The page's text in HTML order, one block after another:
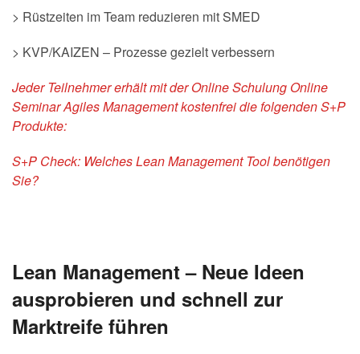
> Rüstzeiten im Team reduzieren mit SMED
> KVP/KAIZEN – Prozesse gezielt verbessern
Jeder Teilnehmer erhält mit der Online Schulung Online
Seminar Agiles Management kostenfrei die folgenden S+P
Produkte:
S+P Check: Welches Lean Management Tool benötigen
Sie?
Lean Management – Neue Ideen
ausprobieren und schnell zur
Marktreife führen